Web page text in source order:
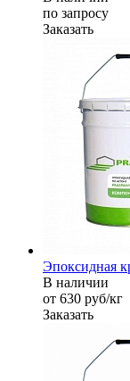
по запросу
Заказать
Эпоксидная
В наличии
от 630 руб/кг
Заказать